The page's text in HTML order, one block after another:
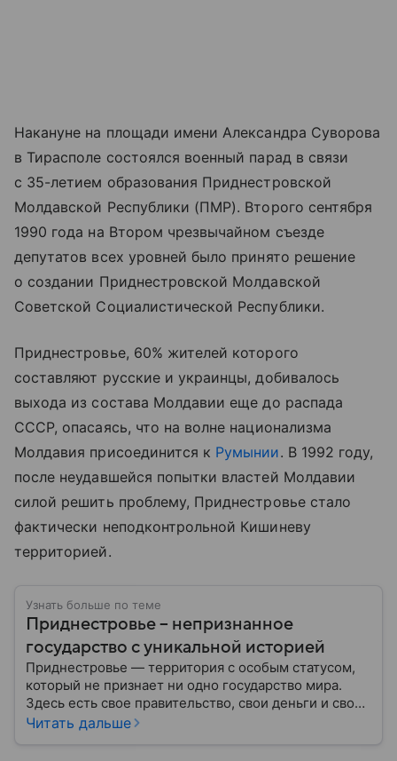
Накануне на площади имени Александра Суворова
в Тирасполе состоялся военный парад в связи
с 35-летием образования Приднестровской
Молдавской Республики (ПМР). Второго сентября
1990 года на Втором чрезвычайном съезде
депутатов всех уровней было принято решение
о создании Приднестровской Молдавской
Советской Социалистической Республики.
Приднестровье, 60% жителей которого
составляют русские и украинцы, добивалось
выхода из состава Молдавии еще до распада
СССР, опасаясь, что на волне национализма
Молдавия присоединится к Румынии. В 1992 году,
после неудавшейся попытки властей Молдавии
силой решить проблему, Приднестровье стало
фактически неподконтрольной Кишиневу
территорией.
Узнать больше по теме
Приднестровье – непризнанное
государство с уникальной историей
Приднестровье — территория с особым статусом,
который не признает ни одно государство мира.
Здесь есть свое правительство, свои деньги и свои
законы, но на международной карте такая страна
Читать дальше